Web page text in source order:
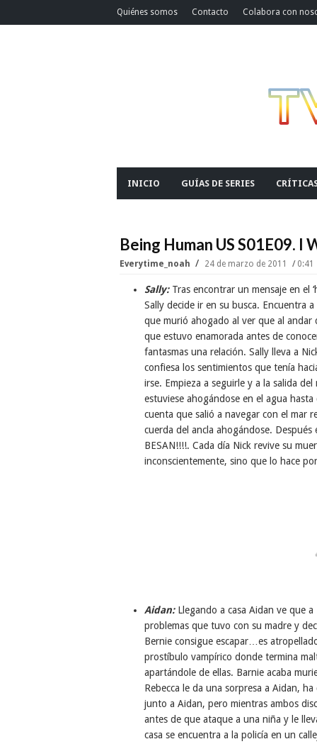
Quiénes somos Contacto Colabora con
INICIO GUÍAS DE SERIES
Being Human US S01E09. I
Everytime_noah 24 de marzo de 2011 0:41
Sally:Tras encontrar un mensaje en el
Sally decide ir en su busca. Encuentra
que murió ahogado al ver que al andar
que estuvo enamorada antes de
fantasmas una relación. Sally lleva a
confiesa los sentimientos que tenía
irse. Empieza a seguirle y a la salida
estuviese ahogándose en el agua
cuenta que salió a navegar con el mar
cuerda del ancla ahogándose.
BESAN!!!!. Cada día Nick revive su
inconscientemente, sino que lo hace
Aidan:Llegando a casa Aidan ve que
problemas que tuvo con su madre y
Bernie consigue escapar…es
prostíbulo vampírico donde termina
apartándole de ellas. Barnie acaba
Rebecca le da una sorpresa a Aidan,
junto a Aidan, pero mientras ambos
antes de que ataque a una niña y le
casa se encuentra a la policía en un